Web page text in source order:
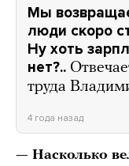
Мы
люди скоро
Ну хоть
нет?..
труда
4 года назад
— Насколько